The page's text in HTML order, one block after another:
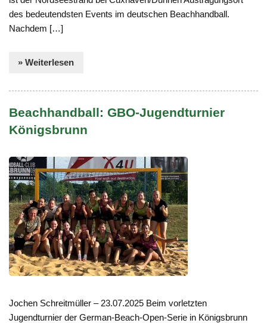
des bedeutendsten Events im deutschen Beachhandball.
Nachdem […]
» Weiterlesen
Beachhandball: GBO-Jugendturnier
Königsbrunn
Jochen Schreitmüller – 23.07.2025 Beim vorletzten
Jugendturnier der German-Beach-Open-Serie in Königsbrunn